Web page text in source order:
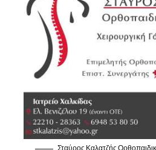
Σταύρος Καλατζής